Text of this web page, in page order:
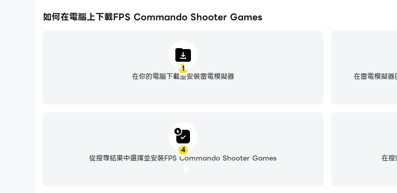
如何在電腦上下載FPS Commando Shooter Games
1
在你的電腦下載並安裝雷電模擬器 在雷電模擬
在
4
從搜尋結果中選擇並安裝FPS Commando Shooter Games